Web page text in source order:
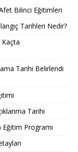
Bilinci Eğitimleri
Tarihleri Nedir?
Kaçta
Tarihi Belirlendi
Tarihi
Eğitim Programı